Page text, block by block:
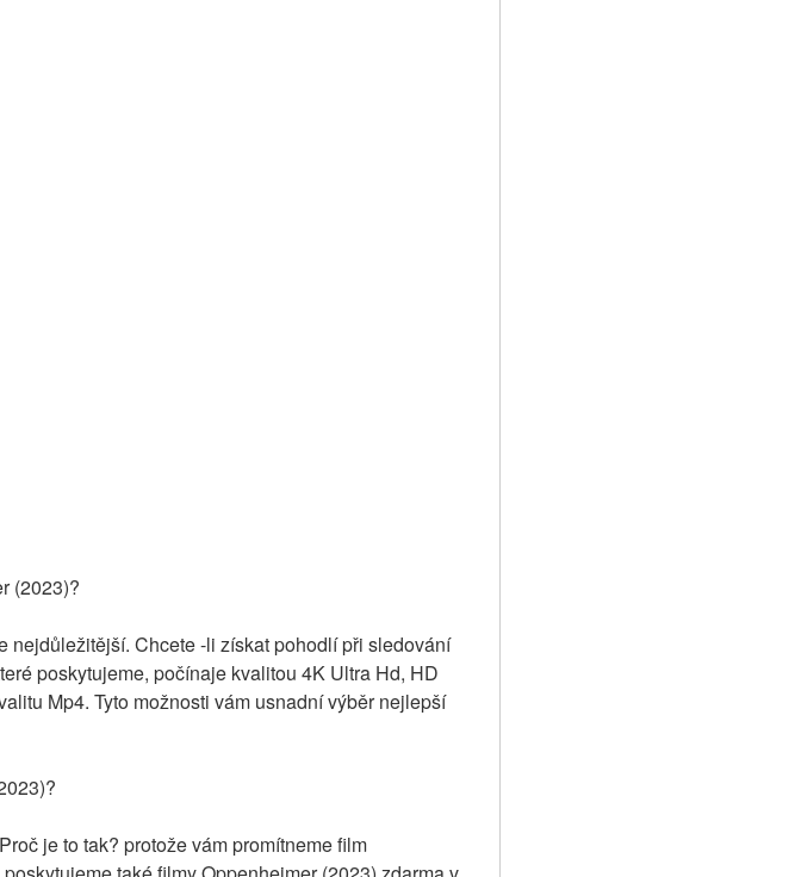
(2023)?
Chcete -li získat pohodlí při sledování
poskytujeme, počínaje kvalitou 4K Ultra Hd, HD
Mp4. Tyto možnosti vám usnadní výběr nejlepší
je to tak? protože vám promítneme film